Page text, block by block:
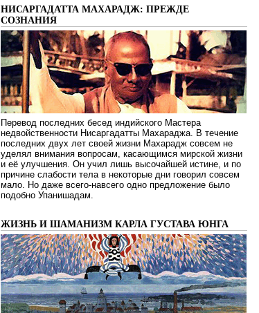
НИСАРГАДАТТА МАХАРАДЖ: ПРЕЖДЕ
СОЗНАНИЯ
Перевод последних бесед индийского Мастера
недвойственности Нисаргадатты Махараджа. В течение
последних двух лет своей жизни Махарадж совсем не
уделял внимания вопросам, касающимся мирской жизни
и её улучшения. Он учил лишь высочайшей истине, и по
причине слабости тела в некоторые дни говорил совсем
мало. Но даже всего-навсего одно предложение было
подобно Упанишадам.
ЖИЗНЬ И ШАМАНИЗМ КАРЛА ГУСТАВА ЮНГА